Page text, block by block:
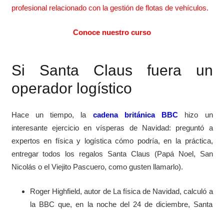
profesional relacionado con la gestión de flotas de vehículos.
Conoce nuestro curso
Si Santa Claus fuera un
operador logístico
Hace un tiempo, la cadena británica BBC hizo un
interesante ejercicio en vísperas de Navidad: preguntó a
expertos en física y logística cómo podría, en la práctica,
entregar todos los regalos Santa Claus (Papá Noel, San
Nicolás o el Viejito Pascuero, como gusten llamarlo).
Roger Highfield, autor de La física de Navidad, calculó a
la BBC que, en la noche del 24 de diciembre, Santa